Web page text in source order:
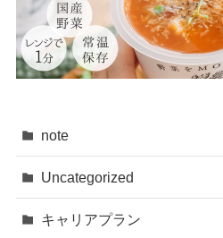
note
Uncategorized
キャリアプラン